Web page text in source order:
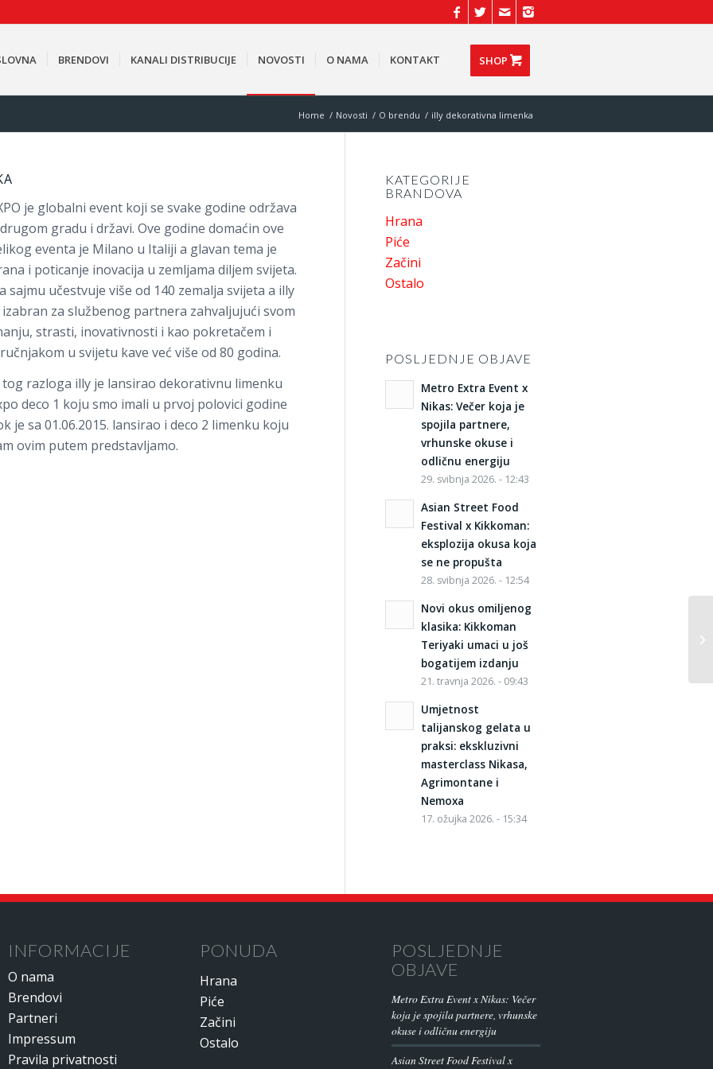
BRENDOVI KANALI DISTRIBUCIJE NOVOSTI O NAMA KONTAKT SHOP
Home / Novosti / O brendu / illy dekorativna limenka
je globalni event koji se svake godine održava
gradu i državi. Ove godine domaćin ove
eventa je Milano u Italiji a glavan tema je
i poticanje inovacija u zemljama diljem svijeta.
sajmu učestvuje više od 140 zemalja svijeta a illy
izabran za službenog partnera zahvaljujući svom
strasti, inovativnosti i kao pokretačem i
u svijetu kave već više od 80 godina.
tog razloga illy je lansirao dekorativnu limenku
deco 1 koju smo imali u prvoj polovici godine
je sa 01.06.2015. lansirao i deco 2 limenku koju
ovim putem predstavljamo.
KATEGORIJE
BRANDOVA
Hrana
Piće
Začini
Ostalo
POSLJEDNJE OBJAVE
Metro Extra Event x
Nikas: Večer koja je
spojila partnere,
vrhunske okuse i
odličnu energiju
29. svibnja 2026. - 12:43
Asian Street Food
Festival x Kikkoman:
eksplozija okusa koja
se ne propušta
28. svibnja 2026. - 12:54
Novi okus omiljenog
klasika: Kikkoman
Teriyaki umaci u još
bogatijem izdanju
21. travnja 2026. - 09:43
Umjetnost
talijanskog gelata u
praksi: ekskluzivni
masterclass Nikasa,
Agrimontane i
Nemoxa
17. ožujka 2026. - 15:34
INFORMACIJE
O nama
Brendovi
Partneri
Impressum
Pravila privatnosti
PONUDA
Hrana
Piće
Začini
Ostalo
POSLJEDNJE
OBJAVE
Metro Extra Event x Nikas: Večer
koja je spojila partnere, vrhunske
okuse i odličnu energiju
Asian Street Food Festival x